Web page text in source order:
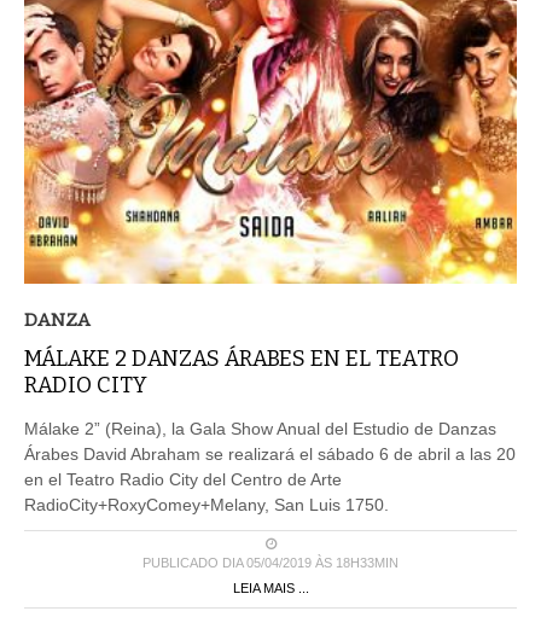
DANZA
MÁLAKE 2 DANZAS ÁRABES EN EL TEATRO
RADIO CITY
Málake 2” (Reina), la Gala Show Anual del Estudio de Danzas
Árabes David Abraham se realizará el sábado 6 de abril a las 20
en el Teatro Radio City del Centro de Arte
RadioCity+RoxyComey+Melany, San Luis 1750.
PUBLICADO DIA 05/04/2019 ÀS 18H33MIN
LEIA MAIS ...